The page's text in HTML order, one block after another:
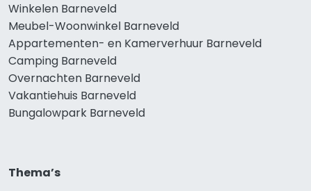
Winkelen Barneveld
Meubel-Woonwinkel Barneveld
Appartementen- en Kamerverhuur Barneveld
Camping Barneveld
Overnachten Barneveld
Vakantiehuis Barneveld
Bungalowpark Barneveld
Thema’s